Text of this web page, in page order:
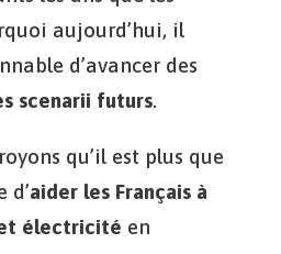
aujourd’hui, il
d’avancer des
scenarii futurs.
qu’il est plus que
d’aider les Français à
électricité en